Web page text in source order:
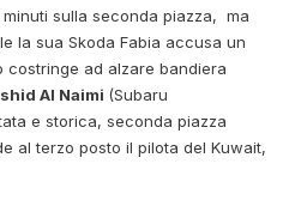
sulla seconda piazza, ma
la sua Skoda Fabia accusa un
ad alzare bandiera
Al Naimi (Subaru
e storica, seconda piazza
al terzo posto il pilota del Kuwait,